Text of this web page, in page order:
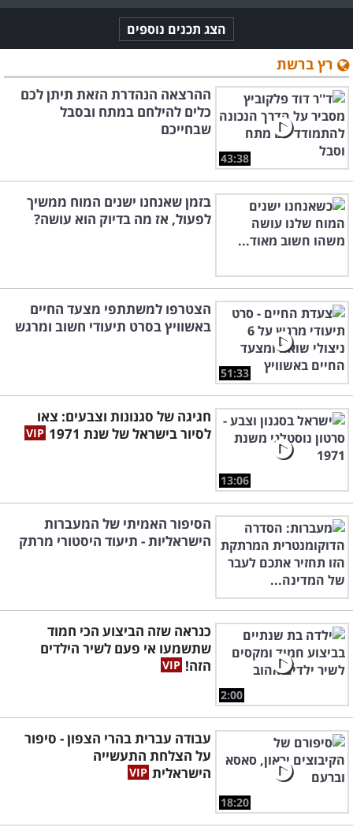
הצג תכנים נוספים
רץ ברשת
43:38
ההרצאה הנהדרת הזאת תיתן לכם
כלים להילחם במתח ובסבל
שבחייכם
בזמן שאנחנו ישנים המוח ממשיך
לפעול, אז מה בדיוק הוא עושה?
51:33
הצטרפו למשתתפי מצעד החיים
באשוויץ בסרט תיעודי חשוב ומרגש
13:06
חגיגה של סגנונות וצבעים: צאו
לסיור בישראל של שנת 1971
הסיפור האמיתי של המעברות
הישראליות - תיעוד היסטורי מרתק
2:00
כנראה שזה הביצוע הכי חמוד
שתשמעו אי פעם לשיר הילדים
הזה!
18:20
עבודה עברית בהרי הצפון - סיפור
על הצלחת התעשייה
הישראלית